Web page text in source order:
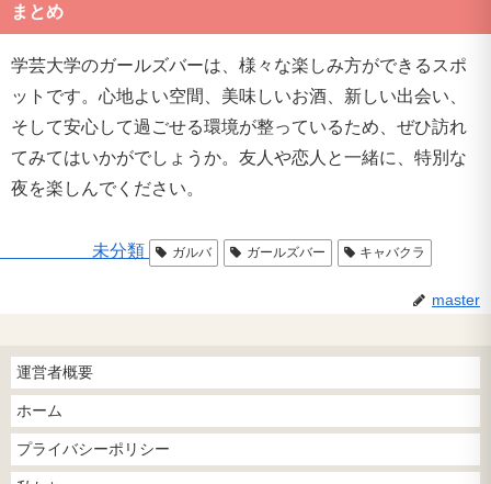
まとめ
学芸大学のガールズバーは、様々な楽しみ方ができるスポ
ットです。心地よい空間、美味しいお酒、新しい出会い、
そして安心して過ごせる環境が整っているため、ぜひ訪れ
てみてはいかがでしょうか。友人や恋人と一緒に、特別な
夜を楽しんでください。
未分類 ガルバ ガールズバー キャバクラ
master
運営者概要
ホーム
プライバシーポリシー